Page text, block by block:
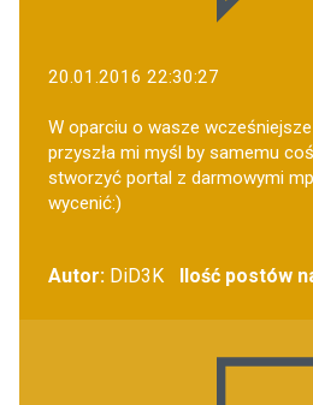
20.01.2016 22:30:27
W oparciu o wasze
przyszła mi myśl by samemu
stworzyć portal z darmowymi
wycenić:)
Autor: DiD3K Ilość postów